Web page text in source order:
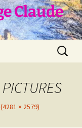
Claude
× 2579)